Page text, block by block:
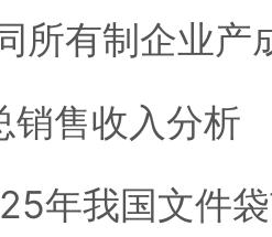
所有制企业产
销售收入分析
年我国文件